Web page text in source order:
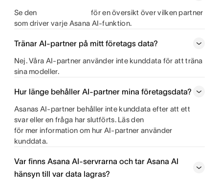
Se den
för en översikt över vilken partner
som driver varje Asana AI-funktion.
Tränar AI-partner på mitt företags data?
Nej. Våra AI-partner använder inte kunddata för att träna
sina modeller.
Hur länge behåller AI-partner mina företagsdata?
Asanas AI-partner behåller inte kunddata efter att ett
svar eller en fråga har slutförts. Läs den
för mer information om hur AI-partner använder
kunddata.
Var finns Asana AI-servrarna och tar Asana AI
hänsyn till var data lagras?